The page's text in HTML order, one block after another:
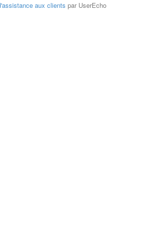
aux clients par UserEcho